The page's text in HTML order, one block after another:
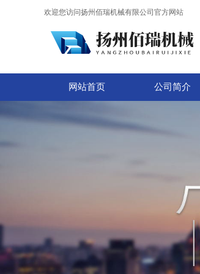
欢迎您访问扬州佰瑞机械有限公司官方网站
网站首页 公司简介